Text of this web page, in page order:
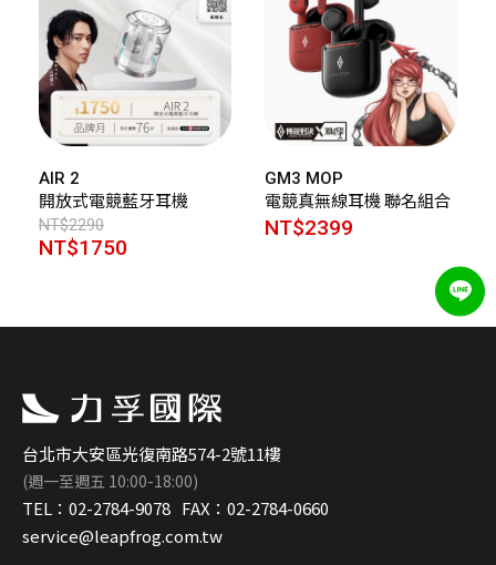
AIR 2
開放式電競藍牙耳機
NT$1750
NT$2290
GM3 MOP
電競真無線耳機 聯名組合
NT$2399
台北市大安區光復南路574-2號11樓
(週一至週五 10:00-18:00)
TEL： 02-2784-9078 FAX： 02-2784-0660
service@leapfrog.com.tw